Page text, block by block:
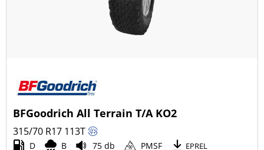
Lengvasis automobilis (0)
Mažas sunkvežimis (0)
Motociklas (0)
BFGoodrich All Terrain T/A KO2
315/70 R17 113T
D B 75 db PMSF EPREL